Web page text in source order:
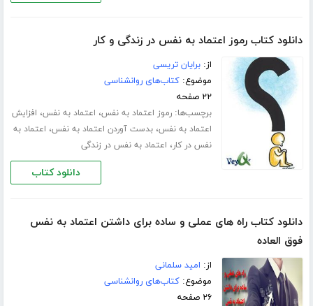
دانلود کتاب رموز اعتماد به نفس در زندگی و کار
از:برایان تریسی
موضوع:کتاب‌های روانشناسی
۲۲ صفحه
برچسب‌ها:رموز اعتماد به نفس، اعتماد به نفس، افزایش
اعتماد به نفس،بدست آوردن اعتماد به نفس، اعتماد به
نفس در کار، اعتماد به نفس در زندگی
دانلود کتاب
دانلود کتاب راه های عملی و ساده برای داشتن اعتماد به نفس
فوق العاده
از: امید سلمانی
موضوع:کتاب‌های روانشناسی
۲۶ صفحه